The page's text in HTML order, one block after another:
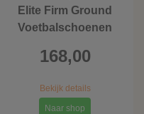
Elite Firm Ground
Voetbalschoenen
168,00
Bekijk details
Naar shop